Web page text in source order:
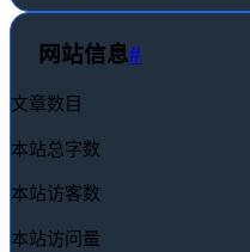
网站信息#
文章数目
本站总字数
本站访客数
本站访问量